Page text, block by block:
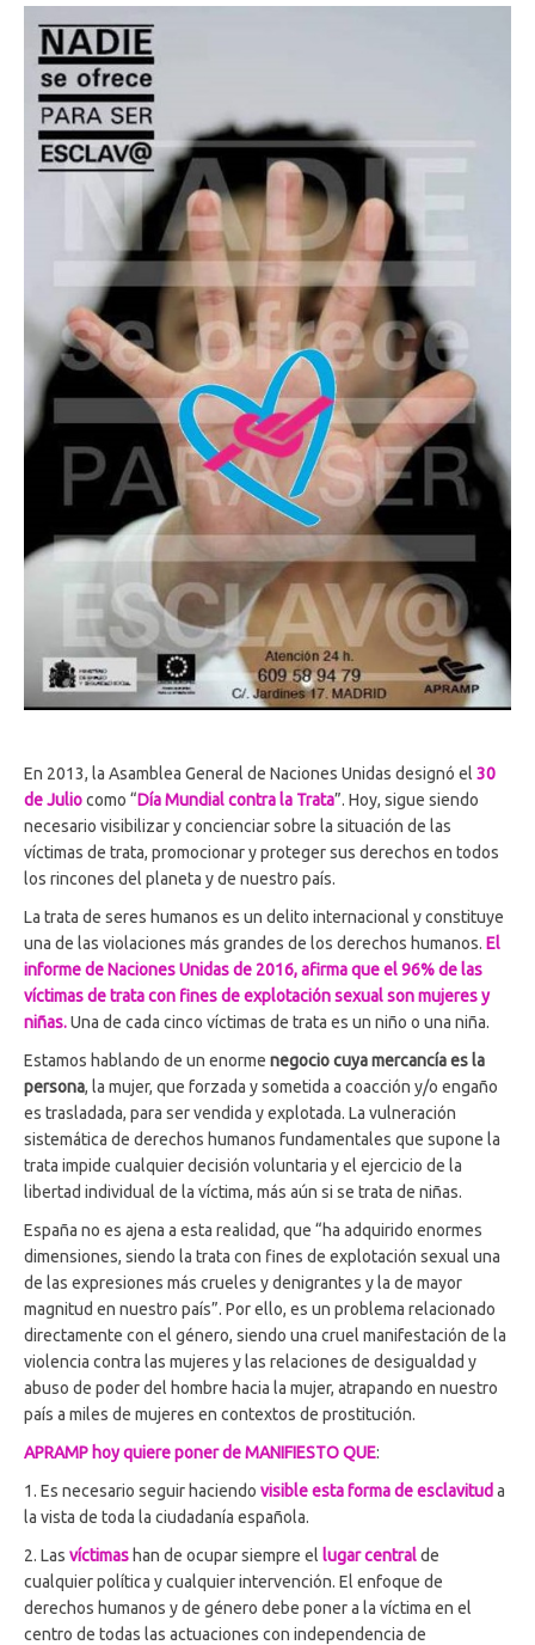
En 2013, la Asamblea General de Naciones Unidas designó el 30
de Juliocomo “Día Mundial contra la Trata”. Hoy, sigue siendo
necesario visibilizar y concienciar sobre la situación de las
víctimas de trata, promocionar y proteger sus derechos en todos
los rincones del planeta y de nuestro país.
La trata de seres humanos es un delito internacional y constituye
una de las violaciones más grandes de los derechos humanos. El
informe de Naciones Unidas de 2016, afirma que el 96% de las
víctimas de trata con fines de explotación sexual son mujeres y
niñas.Una de cada cinco víctimas de trata es un niño o una niña.
Estamos hablando de un enorme negocio cuya mercancía es la
persona, la mujer, que forzada y sometida a coacción y/o engaño
es trasladada, para ser vendida y explotada. La vulneración
sistemática de derechos humanos fundamentales que supone la
trata impide cualquier decisión voluntaria y el ejercicio de la
libertad individual de la víctima, más aún si se trata de niñas.
España no es ajena a esta realidad, que “ha adquirido enormes
dimensiones, siendo la trata con fines de explotación sexual una
de las expresiones más crueles y denigrantes y la de mayor
magnitud en nuestro país”. Por ello, es un problema relacionado
directamente con el género, siendo una cruel manifestación de la
violencia contra las mujeres y las relaciones de desigualdad y
abuso de poder del hombre hacia la mujer, atrapando en nuestro
país a miles de mujeres en contextos de prostitución.
APRAMP hoy quiere poner de MANIFIESTO QUE:
1. Es necesario seguir haciendo visible esta forma de esclavitud a
la vista de toda la ciudadanía española.
2. Las víctimas han de ocupar siempre el lugar centralde
cualquier política y cualquier intervención. El enfoque de
derechos humanos y de género debe poner a la víctima en el
centro de todas las actuaciones con independencia de